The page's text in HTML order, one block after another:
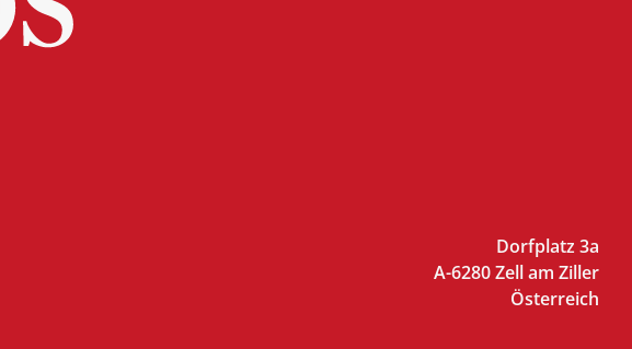
Dorfplatz 3a
A-6280 Zell am Ziller
Österreich